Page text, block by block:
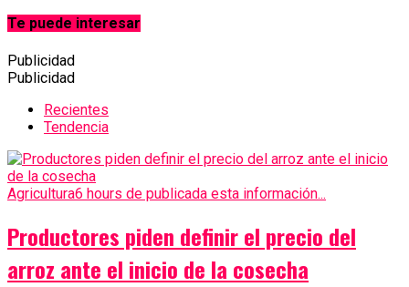
Te puede interesar
Publicidad
Publicidad
Recientes
Tendencia
Agricultura6 hours de publicada esta información...
Productores piden definir el precio del
arroz ante el inicio de la cosecha